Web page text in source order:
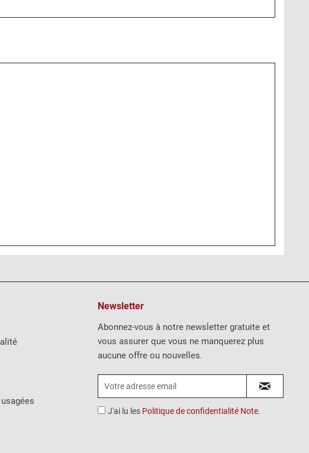
Newsletter
Abonnez-vous à notre newsletter gratuite et
vous assurer que vous ne manquerez plus
aucune offre ou nouvelles.
J'ai lu les Politique de confidentialité Note.